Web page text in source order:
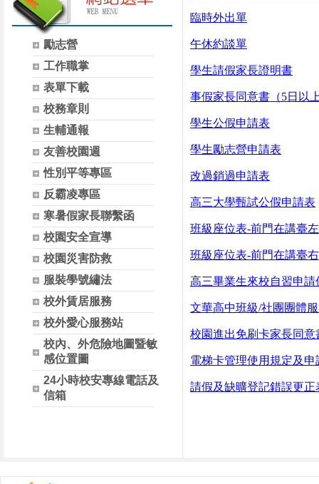
勵志營
工作職掌
表單下載
校務章則
生輔通報
友善校園週
性別平等專區
反霸凌專區
寒暑假家長聯繫函
校園安全宣導
校園災害防救
服裝學號繡法
校外賃居服務
校外愛心服務站
校內、外危險地圖暨敏
感位置圖
24小時校安專線電話及
信箱
臨時外出單
午休約談單
學生請假家長證明書
事假家長同意書（5日以
學生公假申請表
學生勵志營申請表
改過銷過申請表
高三大學甄試公假申請表
班級座位表-前門在講臺
班級座位表-前門在講臺
高三畢業生來校自習申請
文華高中班級/社團團體
校園進出免刷卡家長同意
電梯卡管理使用規定及申
請假及缺曠登記錯誤更正